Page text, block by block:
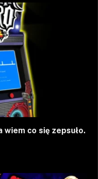
wiem co się zepsuło.